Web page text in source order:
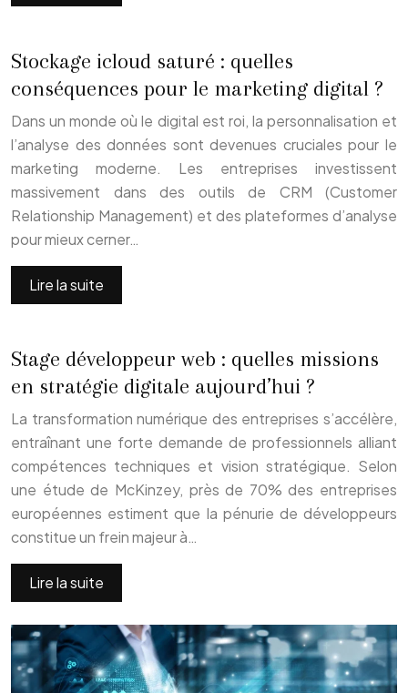
Stockage icloud saturé : quelles
conséquences pour le marketing digital ?
Dans un monde où le digital est roi, la personnalisation et
l’analyse des données sont devenues cruciales pour le
marketing moderne. Les entreprises investissent
massivement dans des outils de CRM (Customer
Relationship Management) et des plateformes d’analyse
pour mieux cerner…
Lire la suite
Stage développeur web : quelles missions
en stratégie digitale aujourd’hui ?
La transformation numérique des entreprises s’accélère,
entraînant une forte demande de professionnels alliant
compétences techniques et vision stratégique. Selon
une étude de McKinzey, près de 70% des entreprises
européennes estiment que la pénurie de développeurs
constitue un frein majeur à…
Lire la suite